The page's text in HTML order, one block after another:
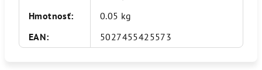
Hmotnosť:
0.05 kg
EAN: 5027455425573